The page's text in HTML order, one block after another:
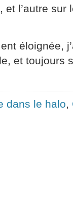
l’autre sur
éloignée,
et toujours
dans le halo,